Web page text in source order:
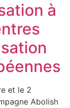
à
et le 2
Abolish